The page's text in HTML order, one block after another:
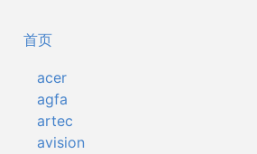
首页
acer
agfa
artec
avision